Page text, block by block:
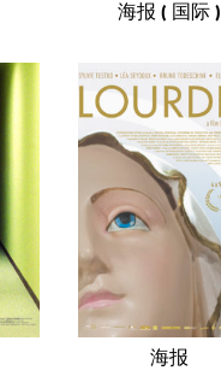
海报 ( 国际 )
海报